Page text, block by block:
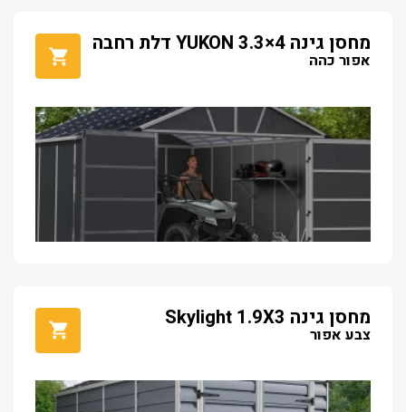
מחסן גינה YUKON 3.3×4 דלת רחבה
אפור כהה
מחסן גינה Skylight 1.9X3
צבע אפור